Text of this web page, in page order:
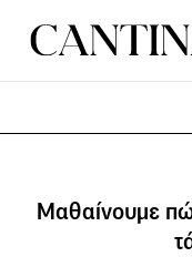
Μαθαίνουμε